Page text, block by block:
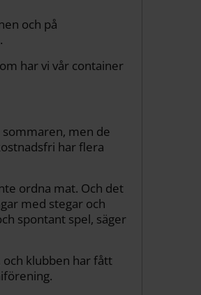
och på
har vi vår container
men de
har flera
ordna mat. Och det
med stegar och
spontant spel, säger
klubben har fått